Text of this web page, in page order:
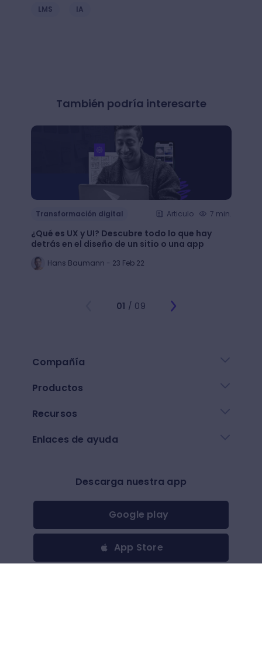
LMS IA
También podría interesarte
Transformación digital Articulo 7 min.
¿Qué es UX y UI? Descubre todo lo que hay
detrás en el diseño de un sitio o una app
Hans Baumann - 23 Feb 22
01 / 09
Compañía
Productos
Recursos
Enlaces de ayuda
Descarga nuestra app
Google play
App Store